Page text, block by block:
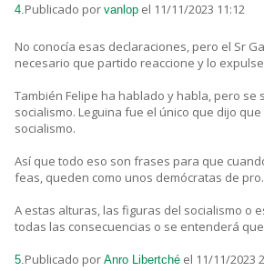
4.Publicado por vanlop el 11/11/2023 11:12
No conocía esas declaraciones, pero el Sr
necesario que partido reaccione y lo
También Felipe ha hablado y habla, pero se
socialismo. Leguina fue el único que dijo
socialismo.
Así que todo eso son frases para que
feas, queden como unos demócratas de pro.
A estas alturas, las figuras del socialismo o
todas las consecuencias o se entenderá
5.Publicado por Anro Libertché el 11/11/2023